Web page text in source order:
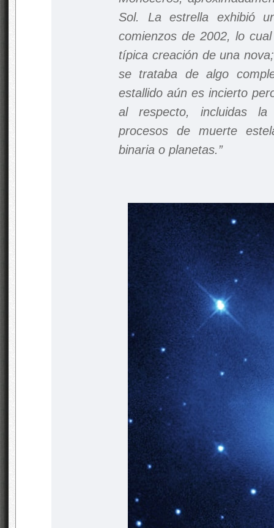
Sol. La estrella exhibió
comienzos de 2002, lo
típica creación de una
se trataba de algo
estallido aún es incierto
al respecto, incluidas la
procesos de muerte
binaria o planetas.”